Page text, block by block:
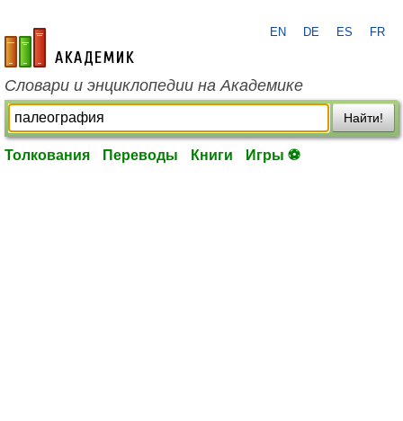
academic.ru
EN DE ES FR
Словари и энциклопедии на Академике
Найти!
Толкования Переводы Книги Игры ⚽